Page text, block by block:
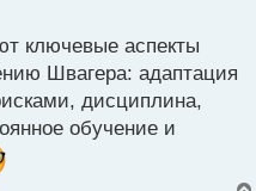
ключевые аспекты
Швагера: адаптация
дисциплина,
обучение и